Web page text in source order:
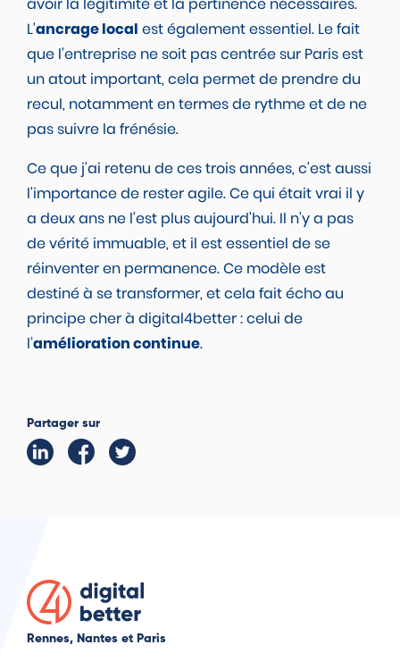
avoir la légitimité et la pertinence nécessaires.
L'ancrage local est également essentiel. Le fait
que l'entreprise ne soit pas centrée sur Paris est
un atout important, cela permet de prendre du
recul, notamment en termes de rythme et de ne
pas suivre la frénésie.
Ce que j'ai retenu de ces trois années, c'est aussi
l'importance de rester agile. Ce qui était vrai il y
a deux ans ne l'est plus aujourd'hui. Il n'y a pas
de vérité immuable, et il est essentiel de se
réinventer en permanence. Ce modèle est
destiné à se transformer, et cela fait écho au
principe cher à digital4better : celui de
l’amélioration continue.
Partager sur
LinkedinFacebookTwitter
Rennes, Nantes et Paris